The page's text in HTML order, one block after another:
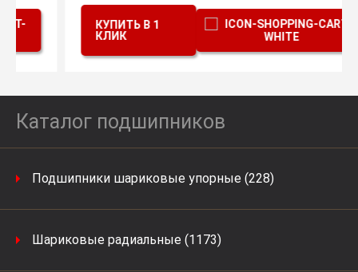
Каталог подшипников
Подшипники шариковые упорные (228)
Шариковые радиальные (1173)
КУПИТЬ В 1